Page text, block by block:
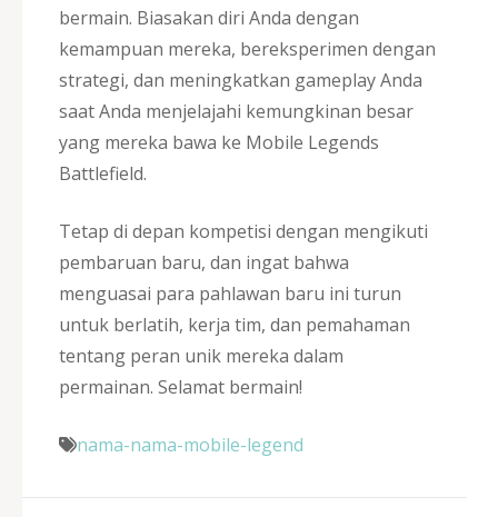
bermain. Biasakan diri Anda dengan
kemampuan mereka, bereksperimen dengan
strategi, dan meningkatkan gameplay Anda
saat Anda menjelajahi kemungkinan besar
yang mereka bawa ke Mobile Legends
Battlefield.
Tetap di depan kompetisi dengan mengikuti
pembaruan baru, dan ingat bahwa
menguasai para pahlawan baru ini turun
untuk berlatih, kerja tim, dan pemahaman
tentang peran unik mereka dalam
permainan. Selamat bermain!
nama-nama-mobile-legend